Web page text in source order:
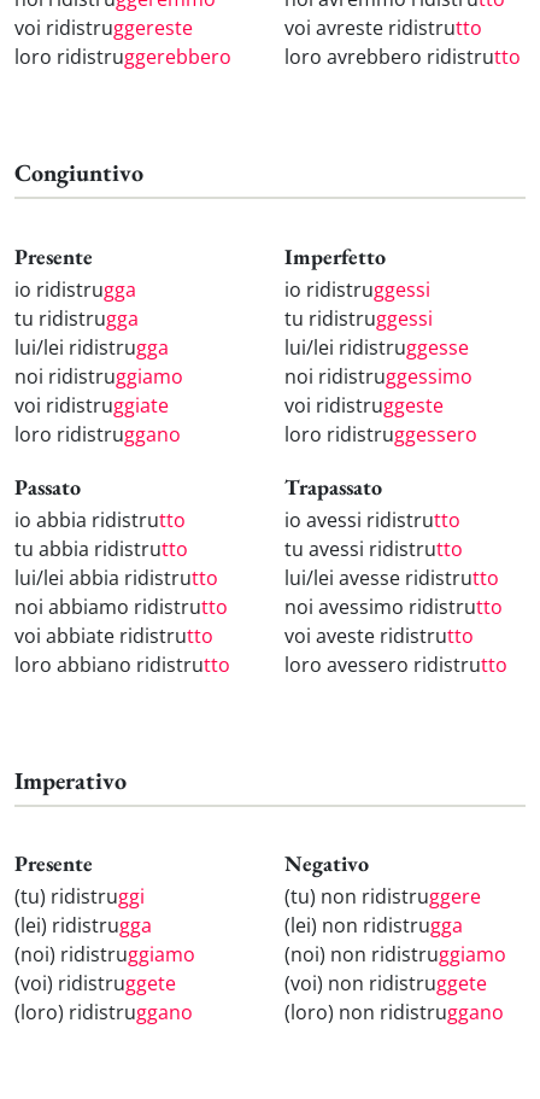
voi ridistruggereste
loro ridistruggerebbero
voi avreste ridistrutto
loro avrebbero ridistrutto
Congiuntivo
Presente
io ridistrugga
tu ridistrugga
lui/lei ridistrugga
noi ridistruggiamo
voi ridistruggiate
loro ridistruggano
Imperfetto
io ridistruggessi
tu ridistruggessi
lui/lei ridistruggesse
noi ridistruggessimo
voi ridistruggeste
loro ridistruggessero
Passato
io abbia ridistrutto
tu abbia ridistrutto
lui/lei abbia ridistrutto
noi abbiamo ridistrutto
voi abbiate ridistrutto
loro abbiano ridistrutto
Trapassato
io avessi ridistrutto
tu avessi ridistrutto
lui/lei avesse ridistrutto
noi avessimo ridistrutto
voi aveste ridistrutto
loro avessero ridistrutto
Imperativo
Presente
(tu) ridistruggi
(lei) ridistrugga
(noi) ridistruggiamo
(voi) ridistruggete
(loro) ridistruggano
Negativo
(tu) non ridistruggere
(lei) non ridistrugga
(noi) non ridistruggiamo
(voi) non ridistruggete
(loro) non ridistruggano